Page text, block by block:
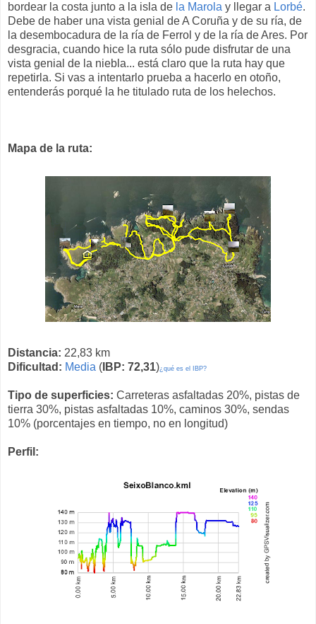
bordear la costa junto a la isla de la Marola y llegar a Lorbé.
Debe de haber una vista genial de A Coruña y de su ría, de
la desembocadura de la ría de Ferrol y de la ría de Ares. Por
desgracia, cuando hice la ruta sólo pude disfrutar de una
vista genial de la niebla... está claro que la ruta hay que
repetirla. Si vas a intentarlo prueba a hacerlo en otoño,
entenderás porqué la he titulado ruta de los helechos.
Mapa de la ruta:
Distancia: 22,83 km
Dificultad: Media ( IBP: 72,31)¿qué es el IBP?
Tipo de superficies: Carreteras asfaltadas 20%, pistas de
tierra 30%, pistas asfaltadas 10%, caminos 30%, sendas
10% (porcentajes en tiempo, no en longitud)
Perfil: